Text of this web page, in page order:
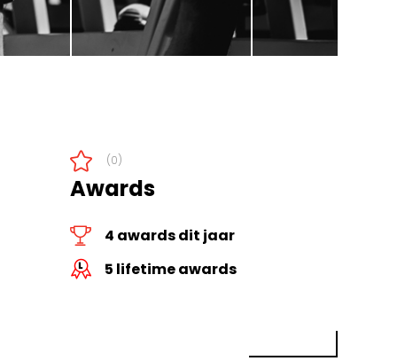
(0)
Awards
4 awards dit jaar
5 lifetime awards